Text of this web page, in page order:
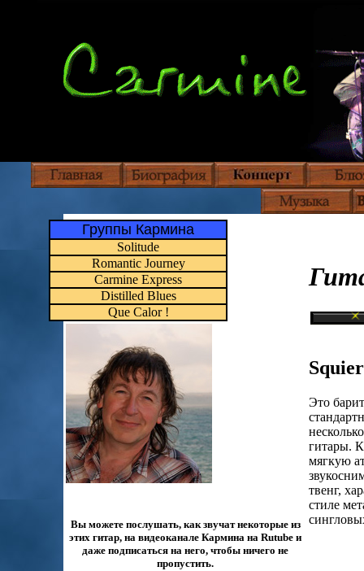
Группы Кармина
Solitude
Romantic Journey
Carmine Express
Distilled Blues
Que Calor !
Вы можете послушать, как звучат некоторые из
этих гитар, на видеоканале Кармина на Rutube и
даже подписаться на него, чтобы ничего не
пропустить.
Это
гитары.
мягкую
твенг,
стиле